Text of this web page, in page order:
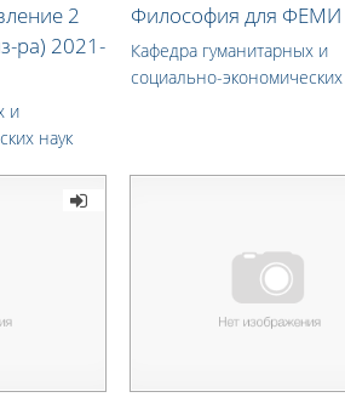
2
ра) 2021-
и
наук
Философия для ФЕМИ
Кафедра гуманитарных и
социально-экономических